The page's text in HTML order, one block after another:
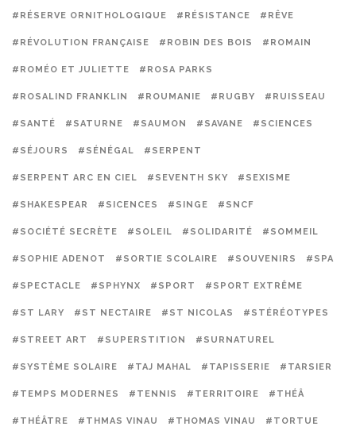
#RÉSERVE ORNITHOLOGIQUE #RÉSISTANCE #RÊVE
#RÉVOLUTION FRANÇAISE #ROBIN DES BOIS #ROMAIN
#ROMÉO ET JULIETTE #ROSA PARKS
#ROSALIND FRANKLIN #ROUMANIE #RUGBY #RUISSEAU
#SANTÉ #SATURNE #SAUMON #SAVANE #SCIENCES
#SÉJOURS #SÉNÉGAL #SERPENT
#SERPENT ARC EN CIEL #SEVENTH SKY #SEXISME
#SHAKESPEAR #SICENCES #SINGE #SNCF
#SOCIÉTÉ SECRÈTE #SOLEIL #SOLIDARITÉ #SOMMEIL
#SOPHIE ADENOT #SORTIE SCOLAIRE #SOUVENIRS #SPA
#SPECTACLE #SPHYNX #SPORT #SPORT EXTRÊME
#ST LARY #ST NECTAIRE #ST NICOLAS #STÉRÉOTYPES
#STREET ART #SUPERSTITION #SURNATUREL
#SYSTÈME SOLAIRE #TAJ MAHAL #TAPISSERIE #TARSIER
#TEMPS MODERNES #TENNIS #TERRITOIRE #THÉÂ
#THÉÂTRE #THMAS VINAU #THOMAS VINAU #TORTUE